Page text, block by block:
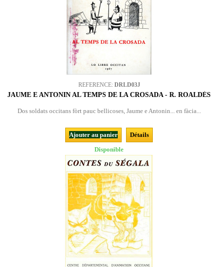
REFERENCE: DRLD03J
JAUME E ANTONIN AL TEMPS DE LA CROSADA - R. ROALDÉS
Dos soldats occitans fòrt pauc bellicoses, Jaume e Antonin... en fàcia...
Ajouter au panier
Détails
Disponible